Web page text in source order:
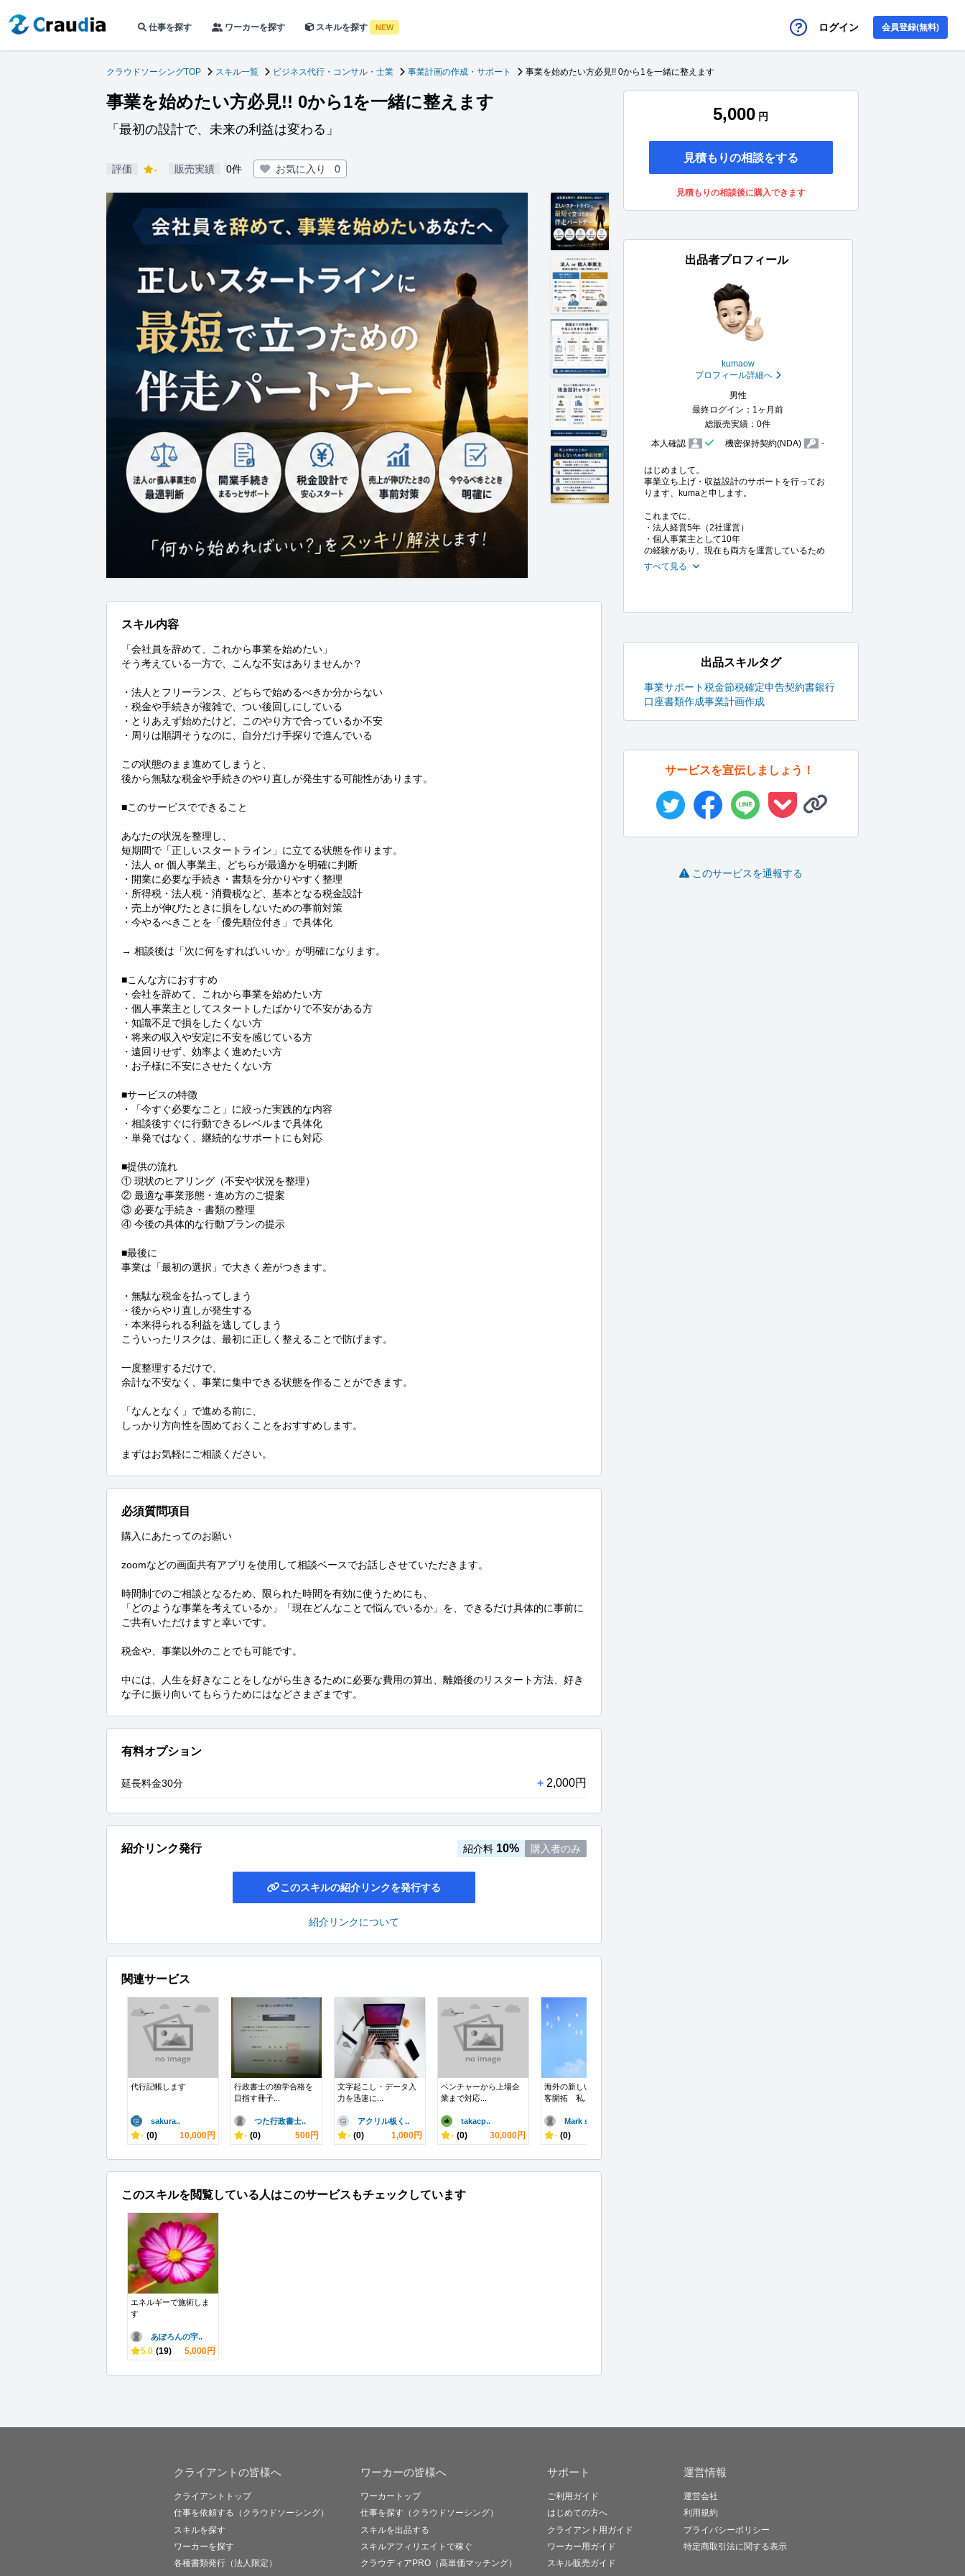
仕事を探す ワーカーを探す スキルを探す NEW ログイン 会員登録(無料)
クラウドソーシングTOP スキル一覧 ビジネス代行・コンサル・士業 事業計画の作成・サポート 事業を始めたい方必見!! 0から1を一緒に整えます
事業を始めたい方必見!! 0から1を一緒に整えます
「最初の設計で、未来の利益は変わる」
評価 - 販売実績 0件 お気に入り 0
スキル内容
「会社員を辞めて、これから事業を始めたい」
そう考えている一方で、こんな不安はありませんか？
・法人とフリーランス、どちらで始めるべきか分からない
・税金や手続きが複雑で、つい後回しにしている
・とりあえず始めたけど、このやり方で合っているか不安
・周りは順調そうなのに、自分だけ手探りで進んでいる
この状態のまま進めてしまうと、
後から無駄な税金や手続きのやり直しが発生する可能性があります。
■このサービスでできること
あなたの状況を整理し、
短期間で「正しいスタートライン」に立てる状態を作ります。
・法人 or 個人事業主、どちらが最適かを明確に判断
・開業に必要な手続き・書類を分かりやすく整理
・所得税・法人税・消費税など、基本となる税金設計
・売上が伸びたときに損をしないための事前対策
・今やるべきことを「優先順位付き」で具体化
→ 相談後は「次に何をすればいいか」が明確になります。
■こんな方におすすめ
・会社を辞めて、これから事業を始めたい方
・個人事業主としてスタートしたばかりで不安がある方
・知識不足で損をしたくない方
・将来の収入や安定に不安を感じている方
・遠回りせず、効率よく進めたい方
・お子様に不安にさせたくない方
■サービスの特徴
・「今すぐ必要なこと」に絞った実践的な内容
・相談後すぐに行動できるレベルまで具体化
・単発ではなく、継続的なサポートにも対応
■提供の流れ
① 現状のヒアリング（不安や状況を整理）
② 最適な事業形態・進め方のご提案
③ 必要な手続き・書類の整理
④ 今後の具体的な行動プランの提示
■最後に
事業は「最初の選択」で大きく差がつきます。
・無駄な税金を払ってしまう
・後からやり直しが発生する
・本来得られる利益を逃してしまう
こういったリスクは、最初に正しく整えることで防げます。
一度整理するだけで、
余計な不安なく、事業に集中できる状態を作ることができます。
「なんとなく」で進める前に、
しっかり方向性を固めておくことをおすすめします。
まずはお気軽にご相談ください。
必須質問項目
購入にあたってのお願い
zoomなどの画面共有アプリを使用して相談ベースでお話しさせていただきます。
時間制でのご相談となるため、限られた時間を有効に使うためにも、
「どのような事業を考えているか」「現在どんなことで悩んでいるか」を、できるだけ具体的に事前に
ご共有いただけますと幸いです。
税金や、事業以外のことでも可能です。
中には、人生を好きなことをしながら生きるために必要な費用の算出、離婚後のリスタート方法、好き
な子に振り向いてもらうためにはなどさまざまです。
有料オプション
延長料金30分 + 2,000円
紹介リンク発行 紹介料 10% 購入者のみ
このスキルの紹介リンクを発行する
紹介リンクについて
関連サービス
代行記帳します
sakura..
- (0) 10,000円
行政書士の独学合格を
目指す冊子...
つた行政書士..
- (0) 500円
文字起こし・データ入
力を迅速に...
アクリル板く..
- (0) 1,000円
ベンチャーから上場企
業まで対応...
takacp..
- (0) 30,000円
海外の新しい市場、顧
客開拓 私...
Mark s..
- (0)
このスキルを閲覧している人はこのサービスもチェックしています
エネルギーで施術しま
す
あぽろんの宇..
5.0 (19) 5,000円
5,000 円
見積もりの相談をする
見積もりの相談後に購入できます
出品者プロフィール
kumaow
プロフィール詳細へ
男性
最終ログイン：1ヶ月前
総販売実績：0件
本人確認
機密保持契約(NDA) -
はじめまして。
事業立ち上げ・収益設計のサポートを行ってお
ります、kumaと申します。
これまでに、
・法人経営5年（2社運営）
・個人事業主として10年
の経験があり、現在も両方を運営しているため
すべて見る
出品スキルタグ
事業サポート税金節税確定申告契約書銀行
口座書類作成事業計画作成
サービスを宣伝しましょう！
このサービスを通報する
クライアントの皆様へ
クライアントトップ
仕事を依頼する（クラウドソーシング）
スキルを探す
ワーカーを探す
各種書類発行（法人限定）
ワーカーの皆様へ
ワーカートップ
仕事を探す（クラウドソーシング）
スキルを出品する
スキルアフィリエイトで稼ぐ
クラウディアPRO（高単価マッチング）
サポート
ご利用ガイド
はじめての方へ
クライアント用ガイド
ワーカー用ガイド
スキル販売ガイド
運営情報
運営会社
利用規約
プライバシーポリシー
特定商取引法に関する表示